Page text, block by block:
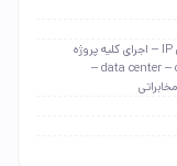
مرکز تلفن تحت شبکه IP- تولید تلفن IP – اجرای کلیه پروژه
های شبکه زیر ساخت- – data center – call center –